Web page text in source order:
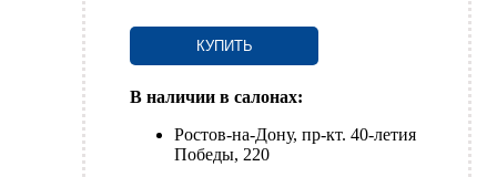
КУПИТЬ
В наличии в салонах:
Ростов-на-Дону, пр-кт. 40-летия
Победы, 220